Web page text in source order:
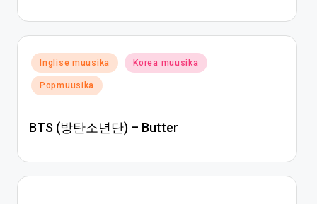
Posted
in
Inglise muusika Korea muusika
Popmuusika
BTS (방탄소년단) – Butter